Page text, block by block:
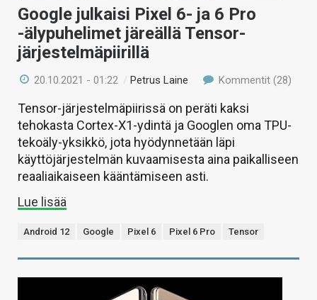
Google julkaisi Pixel 6- ja 6 Pro
-älypuhelimet järeällä Tensor-
järjestelmäpiirillä
20.10.2021 - 01:22 /Petrus Laine Kommentit (28)
Tensor-järjestelmäpiirissä on peräti kaksi
tehokasta Cortex-X1-ydintä ja Googlen oma TPU-
tekoäly-yksikkö, jota hyödynnetään läpi
käyttöjärjestelmän kuvaamisesta aina paikalliseen
reaaliaikaiseen kääntämiseen asti.
Lue lisää
Android 12 Google Pixel 6 Pixel 6 Pro Tensor